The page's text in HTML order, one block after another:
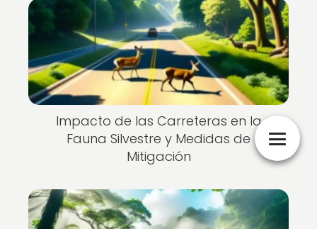
Impacto de las Carreteras en la
Fauna Silvestre y Medidas de
Mitigación